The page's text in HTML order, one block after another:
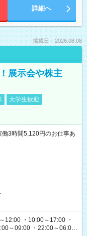
詳細へ
掲載日：2026.08.08
展示会や株主
大学生歓迎
3時間5,120円のお仕事あ
12:00 ・10:00～17:00 ・
～09:00 ・22:00～06:00